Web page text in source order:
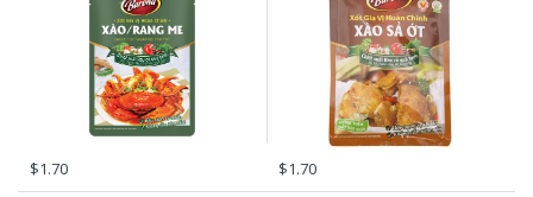
$1.70 $1.70